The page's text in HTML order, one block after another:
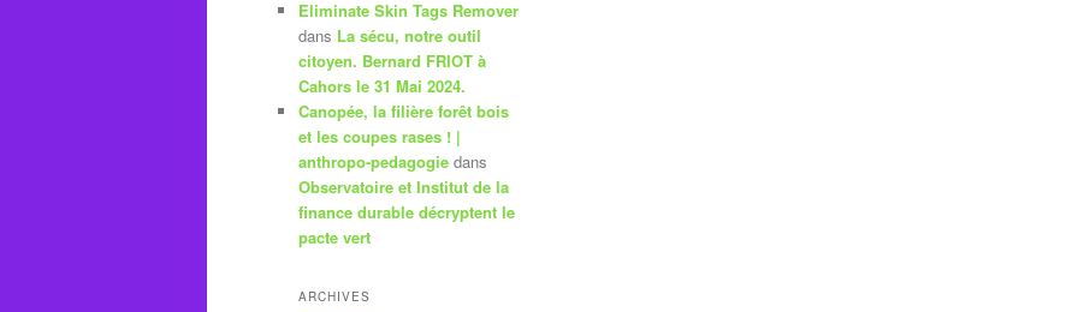
Eliminate Skin Tags Remover
dans La sécu, notre outil
citoyen. Bernard FRIOT à
Cahors le 31 Mai 2024.
Canopée, la filière forêt bois
et les coupes rases ! |
anthropo-pedagogie dans
Observatoire et Institut de la
finance durable décryptent le
pacte vert
ARCHIVES